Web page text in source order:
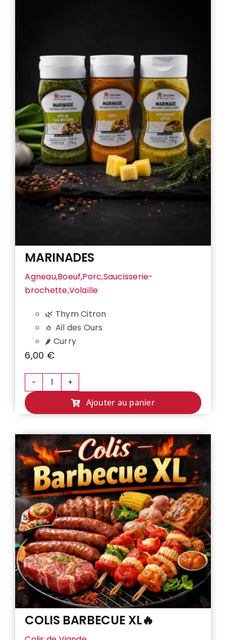
MARINADES
Agneau,Boeuf,Porc,Saucisserie-
brochette,Volaille
🌿 Thym Citron
🧄 Ail des Ours
🌶️ Curry
6,00 €
quantité
MARINADES
Ajouter au panier
COLIS BARBECUE XL🔥